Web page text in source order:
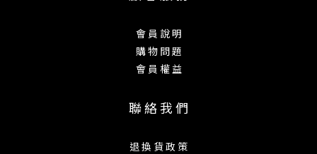
會 員 說 明
購 物 問 題
會 員 權 益
聯 絡 我 們
退 換 貨 政 策